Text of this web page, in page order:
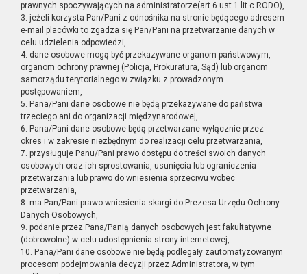
prawnych spoczywających na administratorze(art.6 ust.1 lit.c RODO),
3. jeżeli korzysta Pan/Pani z odnośnika na stronie będącego adresem
e-mail placówki to zgadza się Pan/Pani na przetwarzanie danych w
celu udzielenia odpowiedzi,
4. dane osobowe mogą być przekazywane organom państwowym,
organom ochrony prawnej (Policja, Prokuratura, Sąd) lub organom
samorządu terytorialnego w związku z prowadzonym
postępowaniem,
5. Pana/Pani dane osobowe nie będą przekazywane do państwa
trzeciego ani do organizacji międzynarodowej,
6. Pana/Pani dane osobowe będą przetwarzane wyłącznie przez
okres i w zakresie niezbędnym do realizacji celu przetwarzania,
7. przysługuje Panu/Pani prawo dostępu do treści swoich danych
osobowych oraz ich sprostowania, usunięcia lub ograniczenia
przetwarzania lub prawo do wniesienia sprzeciwu wobec
przetwarzania,
8. ma Pan/Pani prawo wniesienia skargi do Prezesa Urzędu Ochrony
Danych Osobowych,
9. podanie przez Pana/Panią danych osobowych jest fakultatywne
(dobrowolne) w celu udostępnienia strony internetowej,
10. Pana/Pani dane osobowe nie będą podlegały zautomatyzowanym
procesom podejmowania decyzji przez Administratora, w tym